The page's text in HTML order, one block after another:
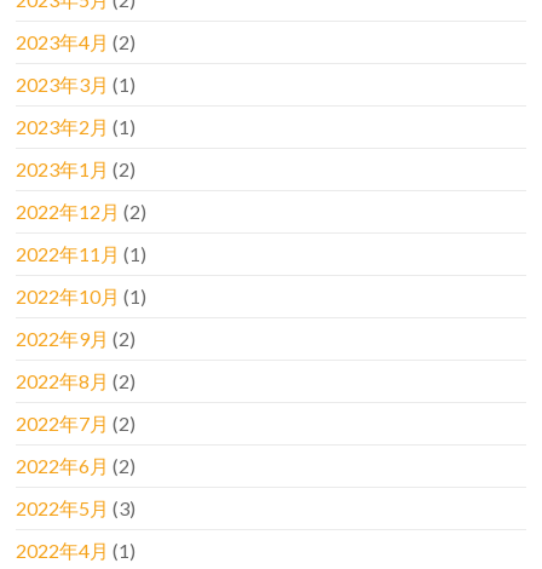
2023年4月 (2)
2023年3月 (1)
2023年2月 (1)
2023年1月 (2)
2022年12月 (2)
2022年11月 (1)
2022年10月 (1)
2022年9月 (2)
2022年8月 (2)
2022年7月 (2)
2022年6月 (2)
2022年5月 (3)
2022年4月 (1)